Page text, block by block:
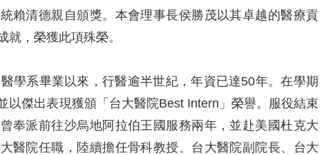
賴清德親自頒獎。本會理事長侯勝茂以其卓越的醫療貢
就，榮獲此項殊榮。
系畢業以來，行醫逾半世紀，年資已達50年。在學期
以傑出表現獲頒「台大醫院Best Intern」榮譽。服役結束
奉派前往沙烏地阿拉伯王國服務兩年，並赴美國杜克大
醫院任職，陸續擔任骨科教授、台大醫院副院長、台大